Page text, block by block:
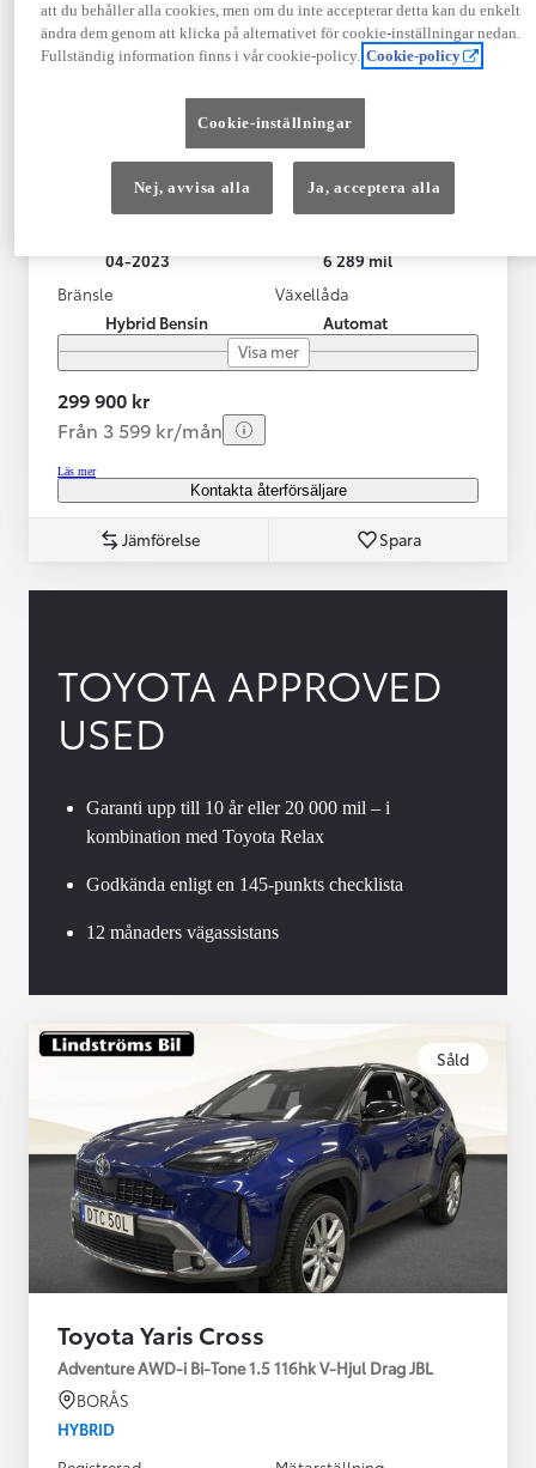
Toyota Yaris Cross
Toyota Yaris Cross 1,5 Hybrid Adventure Drag V-Hjul
KRYLBO
04-2023
6 289 mil
Bränsle
Hybrid Bensin
Växellåda
Automat
Visa mer
299 900 kr
Från 3 599 kr/mån
Läs mer
Kontakta återförsäljare
Jämförelse Spara
TOYOTA APPROVED
USED
Garanti upp till 10 år eller 20 000 mil – i
kombination med Toyota Relax
Godkända enligt en 145-punkts checklista
12 månaders vägassistans
Såld
Toyota Yaris Cross
Adventure AWD-i Bi-Tone 1.5 116hk V-Hjul Drag JBL
BORÅS
HYBRID
att du behåller alla cookies, men om du inte accepterar detta kan du enkelt
ändra dem genom att klicka på alternativet för cookie-inställningar nedan.
Fullständig information finns i vår cookie-policy. Cookie-policy
Cookie-inställningar
Nej, avvisa alla Ja, acceptera alla